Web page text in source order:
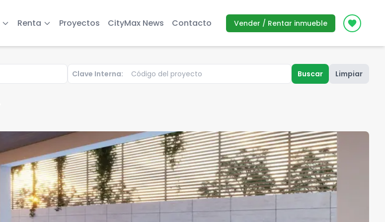
Renta Proyectos CityMax News Contacto Vender / Rentar inmueble Icon
Clave Interna: Buscar Limpiar